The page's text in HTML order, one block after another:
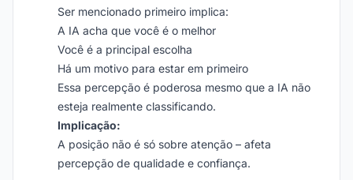
Ser mencionado primeiro implica:
A IA acha que você é o melhor
Você é a principal escolha
Há um motivo para estar em primeiro
Essa percepção é poderosa mesmo que a IA não
esteja realmente classificando.
Implicação:
A posição não é só sobre atenção – afeta
percepção de qualidade e confiança.